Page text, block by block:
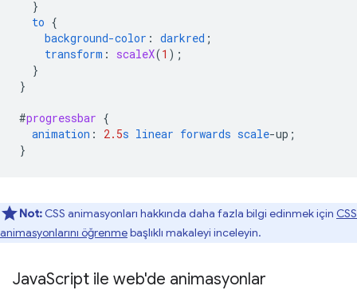
}
to {
background-color : darkred ;
transform : scaleX(1 );
}
}
#progressbar {
animation : 2.5s linear forwards scale-up ;
}
Not: CSS animasyonları hakkında daha fazla bilgi edinmek için CSS
animasyonlarını öğrenmebaşlıklı makaleyi inceleyin.
JavaScript ile web'de animasyonlar